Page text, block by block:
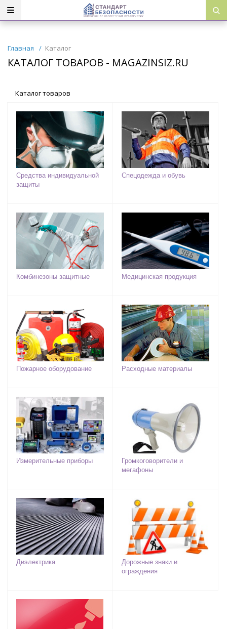
Главная / Каталог
КАТАЛОГ ТОВАРОВ - MAGAZINSIZ.RU
Каталог товаров
Средства индивидуальной
защиты
Спецодежда и обувь
Комбинезоны защитные Медицинская продукция
Пожарное оборудование Расходные материалы
Измерительные приборы
Громкоговорители и
мегафоны
Диэлектрика
Дорожные знаки и
ограждения